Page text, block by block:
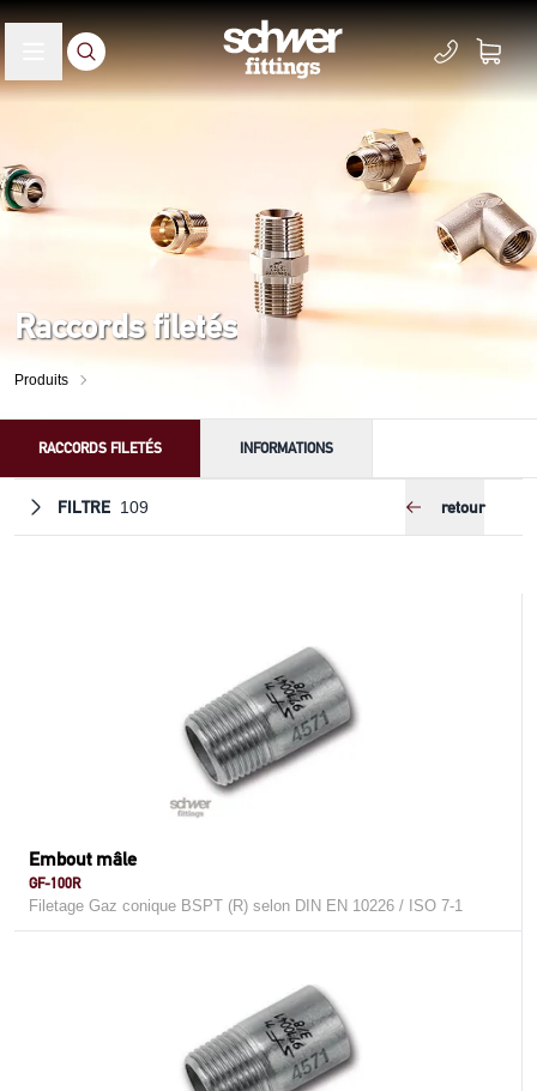
Raccords filetés
Produits
RACCORDS FILETÉS INFORMATIONS
FILTRE 109 retour
Embout mâle
GF-100R
Filetage Gaz conique BSPT (R) selon DIN EN 10226 / ISO 7-1